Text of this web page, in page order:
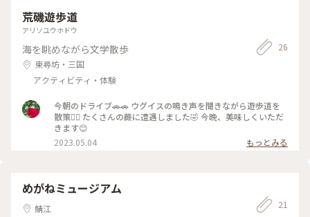
荒磯遊歩道
アリソユウホドウ
海を眺めながら文学散歩
東尋坊・三国
アクティビティ・体験
26
今朝のドライブ🚗🚗 ウグイスの鳴き声を聞きながら遊歩道を
散策🚶‍♀️ たくさんの蕨に遭遇しました🤣 今晩、美味しくいただ
きます😊
2023.05.04
もっとみる
めがねミュージアム
鯖江
21